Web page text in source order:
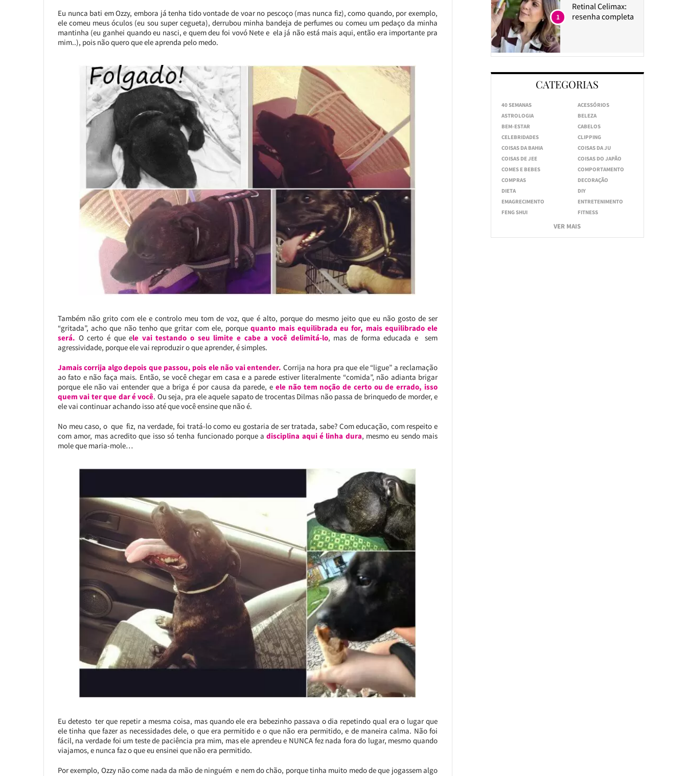
Eu nunca bati em Ozzy, embora já tenha tido vontade de voar no pescoço (mas nunca fiz), como quando, por exemplo,
ele comeu meus óculos (eu sou super cegueta), derrubou minha bandeja de perfumes ou comeu um pedaço da minha
mantinha (eu ganhei quando eu nasci, e quem deu foi vovó Nete e ela já não está mais aqui, então era importante pra
mim..), pois não quero que ele aprenda pelo medo.
Também não grito com ele e controlo meu tom de voz, que é alto, porque do mesmo jeito que eu não gosto de ser
“gritada”, acho que não tenho que gritar com ele, porquequanto mais equilibrada eu for, mais equilibrado ele
será. O certo é que ele vai testando o seu limite e cabe a você delimitá-lo, mas de forma educada e sem
agressividade, porque ele vai reproduzir o que aprender, é simples.
Jamais corrija algo depois que passou, pois ele não vai entender. Corrija na hora pra que ele “ligue” a reclamação
ao fato e não faça mais. Então, se você chegar em casa e a parede estiver literalmente “comida”, não adianta brigar
porque ele não vai entender que a briga é por causa da parede, e ele não tem noção de certo ou de errado, isso
quem vai ter que dar é você. Ou seja, pra ele aquele sapato de trocentas Dilmas não passa de brinquedo de morder, e
ele vai continuar achando isso até que você ensine que não é.
No meu caso, o que fiz, na verdade, foi tratá-lo como eu gostaria de ser tratada, sabe? Com educação, com respeito e
com amor, mas acredito que isso só tenha funcionado porque adisciplina aqui é linha dura, mesmo eu sendo mais
mole que maria-mole…
Eu detesto ter que repetir a mesma coisa, mas quando ele era bebezinho passava o dia repetindo qual era o lugar que
ele tinha que fazer as necessidades dele, o que era permitido e o que não era permitido, e de maneira calma. Não foi
fácil, na verdade foi um teste de paciência pra mim, mas ele aprendeu e NUNCA fez nada fora do lugar, mesmo quando
viajamos, e nunca faz o que eu ensinei que não era permitido.
Por exemplo, Ozzy não come nada da mão de ninguém e nem do chão, porque tinha muito medo de que jogassem algo
Retinal Celimax:
resenha completa
1
CATEGORIAS
40 SEMANAS
ACESSÓRIOS
ASTROLOGIA
BELEZA
BEM-ESTAR
CABELOS
CELEBRIDADES
CLIPPING
COISAS DA BAHIA
COISAS DA JU
COISAS DE JEE
COISAS DO JAPÃO
COMES E BEBES
COMPORTAMENTO
COMPRAS
DECORAÇÃO
DIETA
DIY
EMAGRECIMENTO
ENTRETENIMENTO
FENG SHUI
FITNESS
VER MAIS